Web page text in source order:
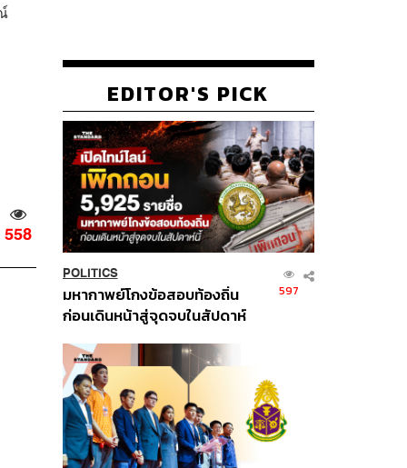
558
EDITOR'S PICK
POLITICS
มหากาพย์โกงข้อสอบท้องถิ่น
ก่อนเดินหน้าสู่จุดจบในสัปดาห์
597